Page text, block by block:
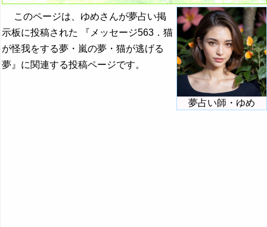
夢占い師・ゆめ
このページは、ゆめさんが夢占い掲
示板に投稿された 『メッセージ563．猫
が怪我をする夢・嵐の夢・猫が逃げる
夢』に関連する投稿ページです。